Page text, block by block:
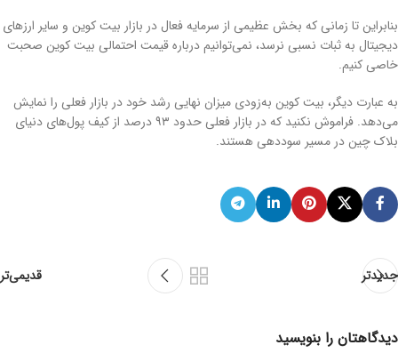
بنابراین تا زمانی که بخش عظیمی از سرمایه فعال در بازار بیت کوین و سایر ارزهای
دیجیتال به ثبات نسبی نرسد، نمی‌توانیم درباره قیمت احتمالی بیت کوین صحبت
خاصی کنیم.
به عبارت دیگر، بیت کوین به‌زودی میزان نهایی رشد خود در بازار فعلی را نمایش
می‌دهد. فراموش نکنید که در بازار فعلی حدود ۹۳ درصد از کیف پول‌های دنیای
بلاک چین در مسیر سوددهی هستند.
جدیدتر قدیمی‌تر
دیدگاهتان را بنویسید